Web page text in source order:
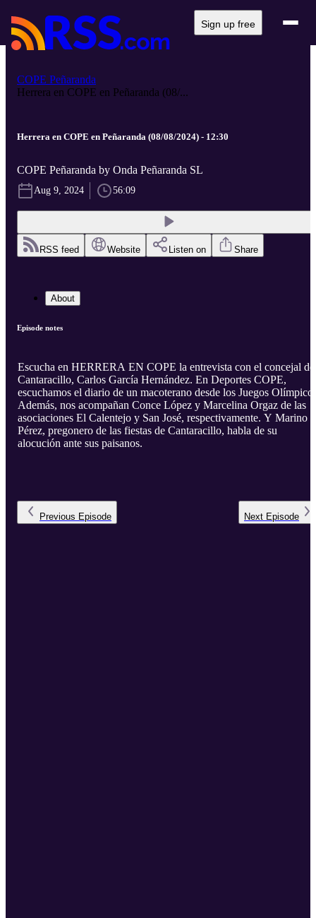
Sign up free
COPE Peñaranda
Herrera en COPE en Peñaranda (08/...
Herrera en COPE en Peñaranda (08/08/2024) - 12:30
COPE Peñaranda by Onda Peñaranda SL
Aug 9, 2024 56:09
RSS feed Website Listen on Share
About
Episode notes
Escucha en HERRERA EN COPE la entrevista con el concejal de
Cantaracillo, Carlos García Hernández. En Deportes COPE,
escuchamos el diario de un macoterano desde los Juegos
Además, nos acompañan Conce López y Marcelina Orgaz de las
asociaciones El Calentejo y San José, respectivamente. Y Marino
Pérez, pregonero de las fiestas de Cantaracillo, habla de su
alocución ante sus paisanos.
Previous Episode Next Episode